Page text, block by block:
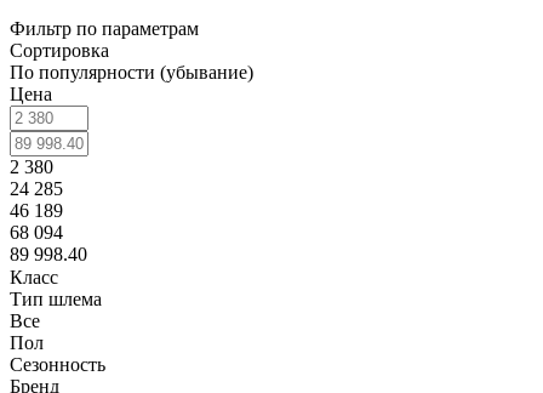
Фильтр по параметрам
Сортировка
По популярности (убывание)
Цена
2 380
24 285
46 189
68 094
89 998.40
Класс
Тип шлема
Все
Пол
Сезонность
Бренд